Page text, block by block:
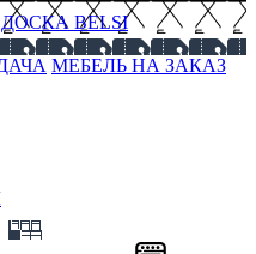
BELSI
МЕБЕЛЬ НА ЗАКАЗ